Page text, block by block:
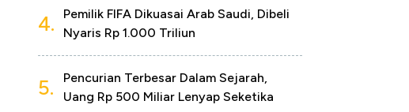
4.
Pemilik FIFA Dikuasai Arab Saudi, Dibeli
Nyaris Rp 1.000 Triliun
5.
Pencurian Terbesar Dalam Sejarah,
Uang Rp 500 Miliar Lenyap Seketika